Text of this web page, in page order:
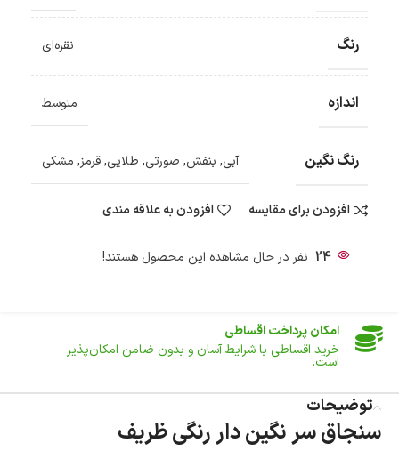
رنگ نقره‌ای
اندازه متوسط
رنگ نگین آبی, بنفش, صورتی, طلایی,قرمز, مشکی
افزودن برای مقایسه افزودن به علاقه مندی
24 نفر در حال مشاهده این محصول هستند!
گارانتی معتبر برای تمامی محصولات ارائه می‌شود.
ارسال سریع و رایگان
سفارش‌های بیش از500 هزار تومان ، رایگان به سراسر کشور
ارسال می‌شود.
امکان پرداخت اقساطی
خرید اقساطی با شرایط آسان و بدون ضامن امکان‌پذیر
است.
گارانتی معتبر برای تمامی محصولات ارائه می‌شود.توضیحات
سنجاق سر نگین دار رنگی ظریف